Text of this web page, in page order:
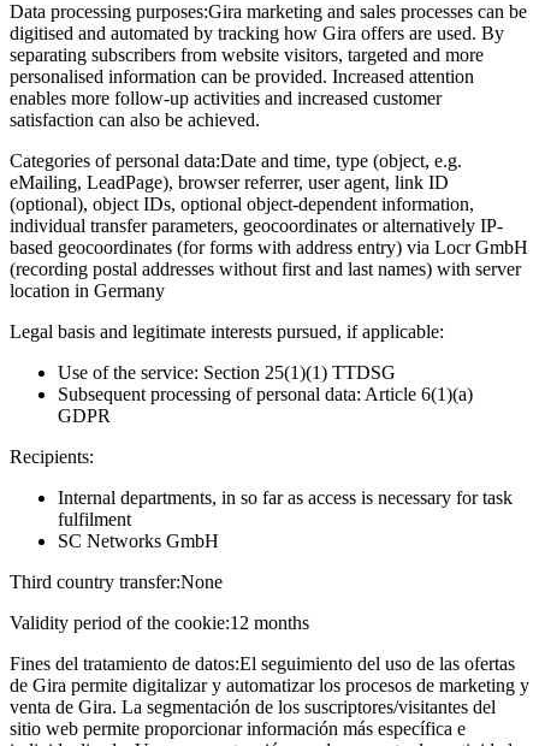
Data processing purposes:Gira marketing and sales processes can be
digitised and automated by tracking how Gira offers are used. By
separating subscribers from website visitors, targeted and more
personalised information can be provided. Increased attention
enables more follow-up activities and increased customer
satisfaction can also be achieved.
Categories of personal data:Date and time, type (object, e.g.
eMailing, LeadPage), browser referrer, user agent, link ID
(optional), object IDs, optional object-dependent information,
individual transfer parameters, geocoordinates or alternatively IP-
based geocoordinates (for forms with address entry) via Locr GmbH
(recording postal addresses without first and last names) with server
location in Germany
Legal basis and legitimate interests pursued, if applicable:
Use of the service: Section 25(1)(1) TTDSG
Subsequent processing of personal data: Article 6(1)(a)
GDPR
Recipients:
Internal departments, in so far as access is necessary for task
fulfilment
SC Networks GmbH
Third country transfer:None
Validity period of the cookie:12 months
Fines del tratamiento de datos:El seguimiento del uso de las ofertas
de Gira permite digitalizar y automatizar los procesos de marketing y
venta de Gira. La segmentación de los suscriptores/visitantes del
sitio web permite proporcionar información más específica e